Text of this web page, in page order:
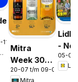
2026
Mitra
Week 30 &
31
20-07 t/m 09-08-2026
Mitra
Lidl
-
05-08
Lidl